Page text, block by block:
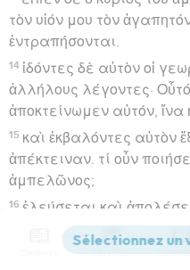
τὸν υἱόν μου τὸν
ἐντραπήσονται.
14 ἰδόντες δὲ αὐτὸν οἱ
ἀλλήλους λέγοντες·
ἀποκτείνωμεν αὐτόν,
15 καὶ ἐκβαλόντες αὐτὸν
ἀπέκτειναν. τί οὖν
ἀμπελῶνος;
16 ἐλεύσεται καὶ
καὶ δώσει τὸν ἀμπελῶνα
εἶπαν· Μὴ γένοιτο.
Versions